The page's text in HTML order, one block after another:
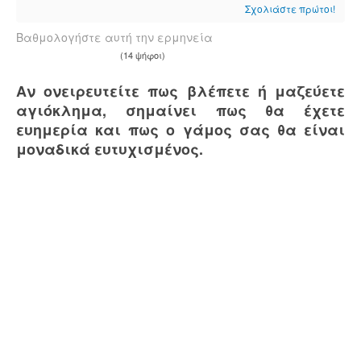
Σχολιάστε πρώτοι!
Βαθμολογήστε αυτή την ερμηνεία
(14 ψήφοι)
Αν ονειρευτείτε πως βλέπετε ή μαζεύετε
αγιόκλημα, σημαίνει πως θα έχετε
ευημερία και πως ο γάμος σας θα είναι
μοναδικά ευτυχισμένος.